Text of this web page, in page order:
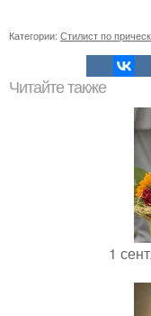
Категории: Стилист по
Читайте также
1